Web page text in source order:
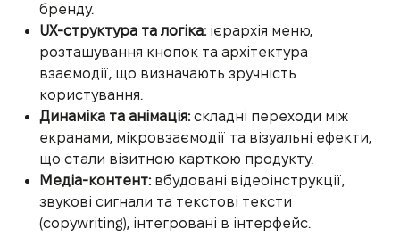
бренду.
UX-структура та логіка:ієрархія меню,
розташування кнопок та архітектура
взаємодії, що визначають зручність
користування.
Динаміка та анімація:складні переходи між
екранами, мікровзаємодії та візуальні ефекти,
що стали візитною карткою продукту.
Медіа-контент:вбудовані відеоінструкції,
звукові сигнали та текстові тексти
(copywriting), інтегровані в інтерфейс.